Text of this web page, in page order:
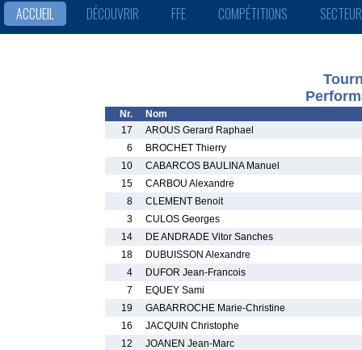
ACCUEIL DÉCOUVRIR FFE COMPÉTITIONS
Nr.
Nom
17
AROUS Gerard Raphael
6
BROCHET Thierry
10
CABARCOS BAULINA Manuel
15
CARBOU Alexandre
8
CLEMENT Benoit
3
CULOS Georges
14
DE ANDRADE Vitor Sanches
18
DUBUISSON Alexandre
4
DUFOR Jean-Francois
7
EQUEY Sami
19
GABARROCHE Marie-Christine
16
JACQUIN Christophe
12
JOANEN Jean-Marc